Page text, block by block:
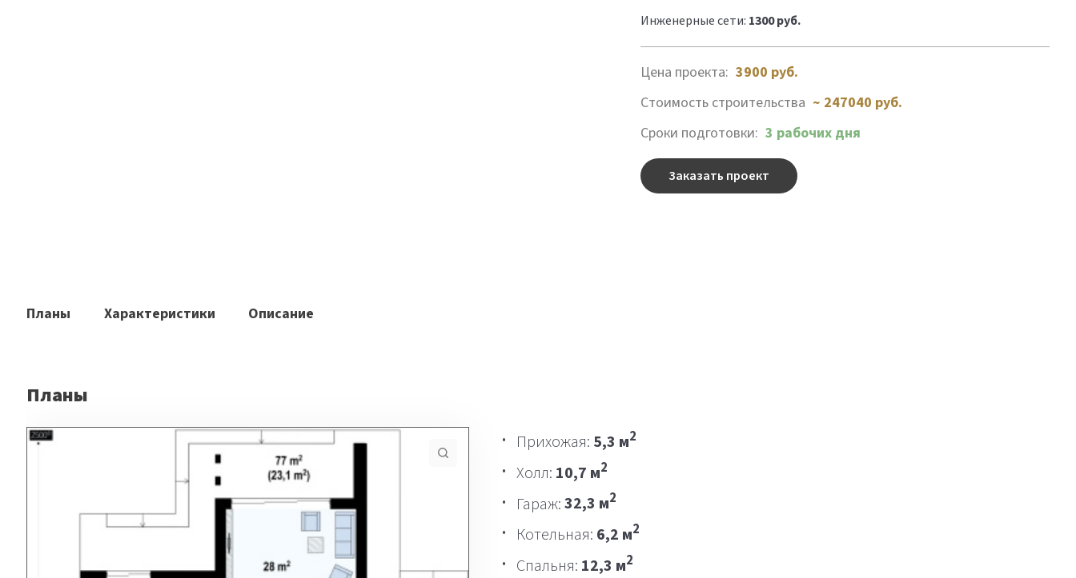
Инженерные сети: 1300 руб.
Цена проекта: 3900 руб.
Стоимость строительства ~ 247040 руб.
Сроки подготовки: 3 рабочих дня
Заказать проект
Планы Характеристики Описание
Планы
Прихожая: 5,3 м2
Холл: 10,7 м2
Гараж:32,3 м2
Котельная: 6,2 м2
Спальня: 12,3 м2